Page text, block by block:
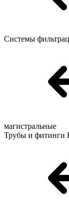
Системы
магистральные
Трубы и фитинги